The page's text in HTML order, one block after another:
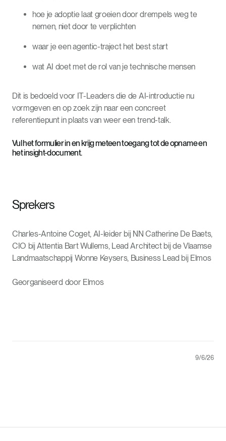
hoe je adoptie laat groeien door drempels weg te
nemen, niet door te verplichten
waar je een agentic-traject het best start
wat AI doet met de rol van je technische mensen
Dit is bedoeld voor IT-Leaders die de AI-introductie nu
vormgeven en op zoek zijn naar een concreet
referentiepunt in plaats van weer een trend-talk.
Vul het formulier in en krijg meteen toegang tot de opname en
het insight-document.
Sprekers
Charles-Antoine Coget, AI-leider bij NN Catherine De Baets,
CIO bij Attentia Bart Wullems, Lead Architect bij de Vlaamse
Landmaatschappij Wonne Keysers, Business Lead bij Elmos
Georganiseerd door Elmos
9/6/26